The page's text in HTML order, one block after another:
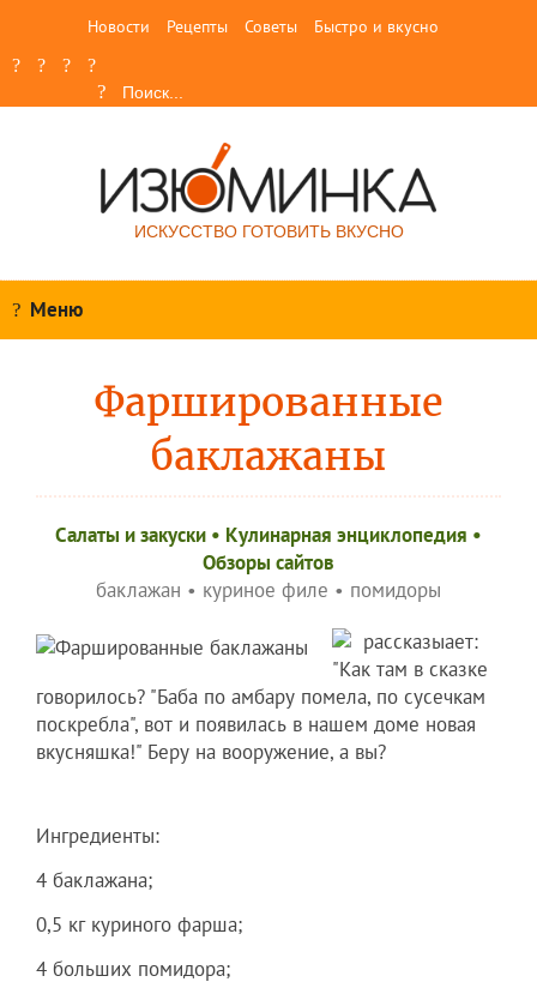
Новости Рецепты Советы Быстро и вкусно
ИСКУССТВО ГОТОВИТЬ ВКУСНО
Меню
Фаршированные
баклажаны
Салаты и закуски • Кулинарная энциклопедия •
Обзоры сайтов
баклажан • куриное филе • помидоры
рассказыает:
"Как там в сказке
говорилось? "Баба по амбару помела, по сусечкам
поскребла", вот и появилась в нашем доме новая
вкусняшка!" Беру на вооружение, а вы?
Ингредиенты:
4 баклажана;
0,5 кг куриного фарша;
4 больших помидора;